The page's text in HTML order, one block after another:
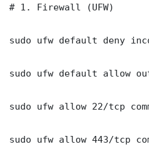
# 1. Firewall (UFW)
sudo ufw default deny
sudo ufw default allow
sudo ufw allow 22/tcp
sudo ufw allow 443/tcp